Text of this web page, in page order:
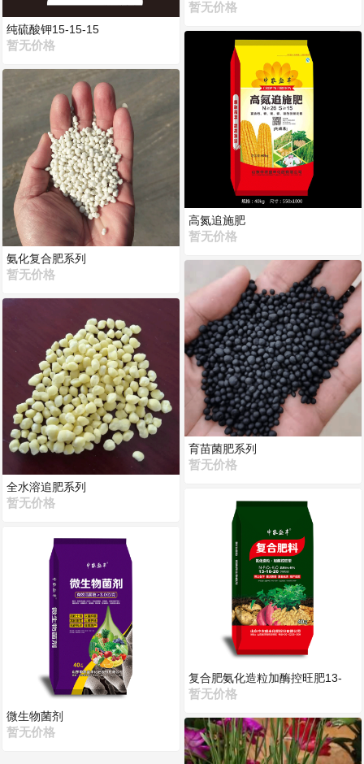
纯硫酸钾15-15-15
暂无价格
氨化复合肥系列
暂无价格
全水溶追肥系列
暂无价格
微生物菌剂
暂无价格
暂无价格
高氮追施肥
暂无价格
育苗菌肥系列
暂无价格
复合肥氨化造粒加酶控旺肥13-
16-20
暂无价格